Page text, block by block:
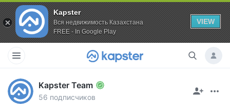
Kapster
Вся недвижимость Казахстана
FREE - In Google Play
VIEW
Kapster Team
56 подписчиков